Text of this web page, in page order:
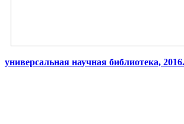
универсальная научная библиотека,